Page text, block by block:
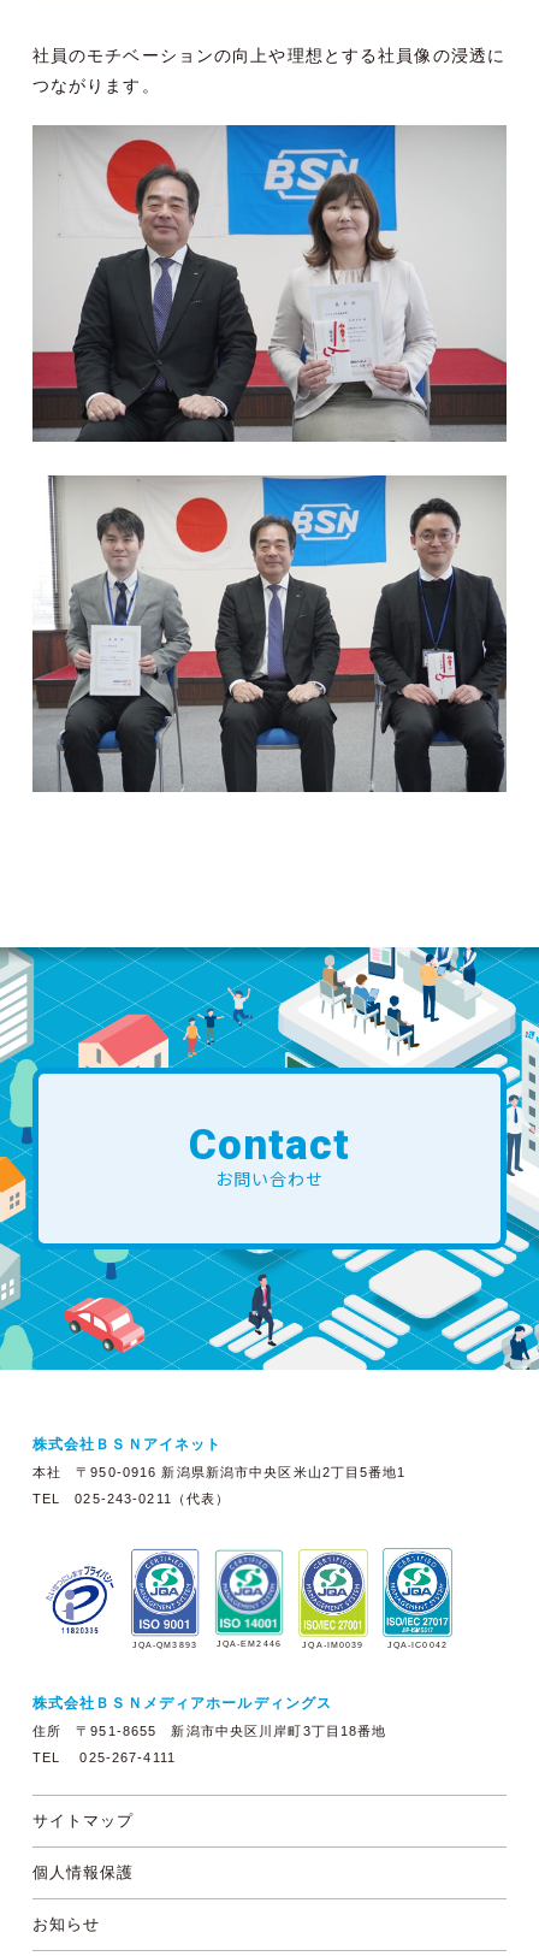
社員のモチベーションの向上や理想とする社員像の浸透に
つながります。
Contact
お問い合わせ
株式会社ＢＳＮアイネット
本社 〒950-0916 新潟県新潟市中央区米山2丁目5番地1
TEL 025-243-0211（代表）
JQA-QM3893 JQA-EM2446 JQA-IM0039 JQA-IC0042
株式会社ＢＳＮメディアホールディングス
住所 〒951-8655 新潟市中央区川岸町3丁目18番地
TEL 025-267-4111
サイトマップ
個人情報保護
お知らせ